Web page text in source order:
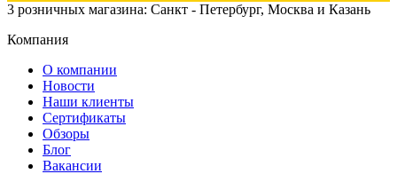
3 розничных магазина: Санкт - Петербург, Москва и Казань
Компания
О компании
Новости
Наши клиенты
Сертификаты
Обзоры
Блог
Вакансии